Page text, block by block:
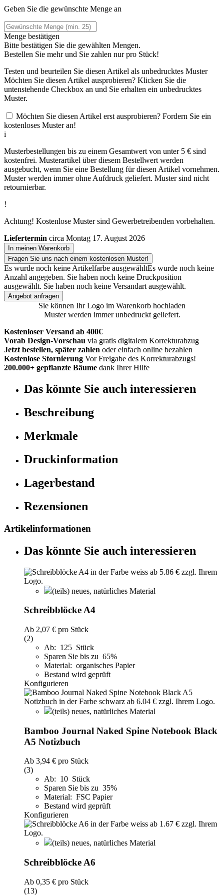
Geben Sie die gewünschte Menge an
Menge bestätigen
Bitte bestätigen Sie die gewählten Mengen.
Bestellen Sie mehr und Sie zahlen nurpro Stück!
Testen und beurteilen Sie diesen Artikel als unbedrucktes Muster
Möchten Sie diesen Artikel ausprobieren? Klicken Sie die
untenstehende Checkbox an und Sie erhalten ein unbedrucktes
Muster.
Möchten Sie diesen Artikel erst ausprobieren? Fordern Sie ein
kostenloses Muster an!
i
Musterbestellungen bis zu einem Gesamtwert von unter 5 € sind
kostenfrei. Musterartikel über diesem Bestellwert werden
ausgebucht, wenn Sie eine Bestellung für diesen Artikel vornehmen.
Muster werden immer ohne Aufdruck geliefert. Muster sind nicht
retournierbar.
!
Achtung! Kostenlose Muster sind Gewerbetreibenden vorbehalten.
Liefertermin circa Montag 17. August 2026
In meinen Warenkorb
Fragen Sie uns nach einem kostenlosen Muster!
Es wurde noch keine Artikelfarbe ausgewähltEs wurde noch keine
Anzahl angegeben. Sie haben noch keine Druckposition
ausgewählt. Sie haben noch keine Versandart ausgewählt.
Angebot anfragen
Sie können Ihr Logo im Warenkorb hochladen
Muster werden immer unbedruckt geliefert.
Kostenloser Versand ab 400€
Vorab Design-Vorschau via gratis digitalem Korrekturabzug
Jetzt bestellen, später zahlen oder einfach online bezahlen
Kostenlose Stornierung Vor Freigabe des Korrekturabzugs!
200.000+ gepflanzte Bäume dank Ihrer Hilfe
Das könnte Sie auch interessieren
Beschreibung
Merkmale
Druckinformation
Lagerbestand
Rezensionen
Artikelinformationen
Das könnte Sie auch interessieren
(teils) neues, natürliches Material
Schreibblöcke A4
Ab 2,07 € pro Stück
(2)
Ab: 125 Stück
Sparen Sie bis zu 65%
Material: organisches Papier
Bestand wird geprüft
Konfigurieren
(teils) neues, natürliches Material
Bamboo Journal Naked Spine Notebook Black
A5 Notizbuch
Ab 3,94 € pro Stück
(3)
Ab: 10 Stück
Sparen Sie bis zu 35%
Material: FSC Papier
Bestand wird geprüft
Konfigurieren
(teils) neues, natürliches Material
Schreibblöcke A6
Ab 0,35 € pro Stück
(13)